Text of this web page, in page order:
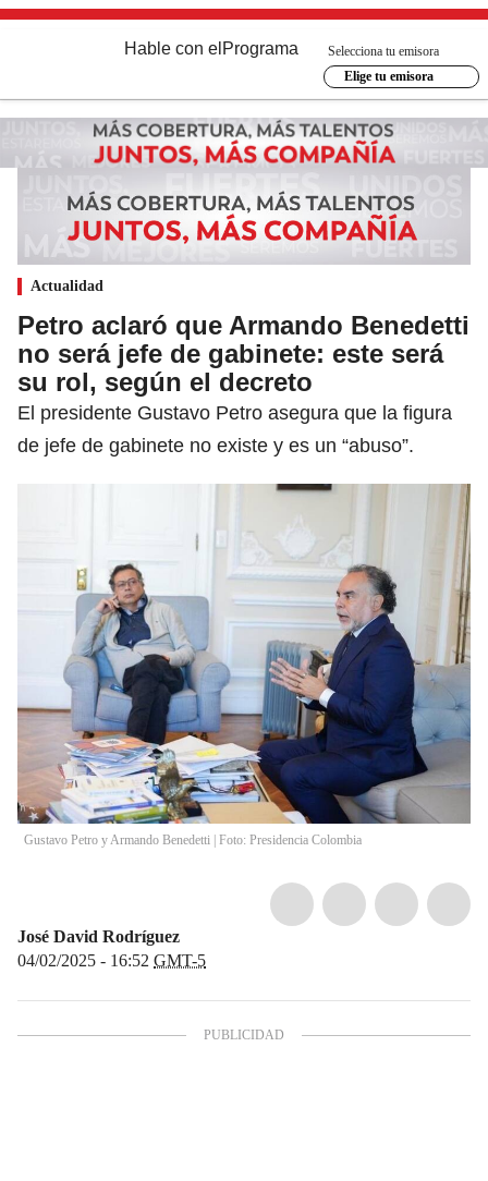
Hable con el Programa
Selecciona tu emisora
Elige tu emisora
Actualidad
Petro aclaró que Armando Benedetti
no será jefe de gabinete: este será
su rol, según el decreto
El presidente Gustavo Petro asegura que la figura
de jefe de gabinete no existe y es un “abuso”.
Gustavo Petro y Armando Benedetti | Foto: Presidencia Colombia
José David Rodríguez
04/02/2025 - 16:52 GMT-5